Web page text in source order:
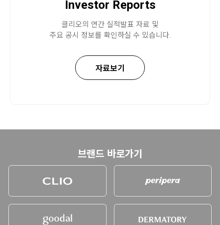
Investor Reports
클리오의 연간 실적발표 자료 및
주요 공시 정보를 확인하실 수 있습니다.
자료보기
브랜드 바로가기